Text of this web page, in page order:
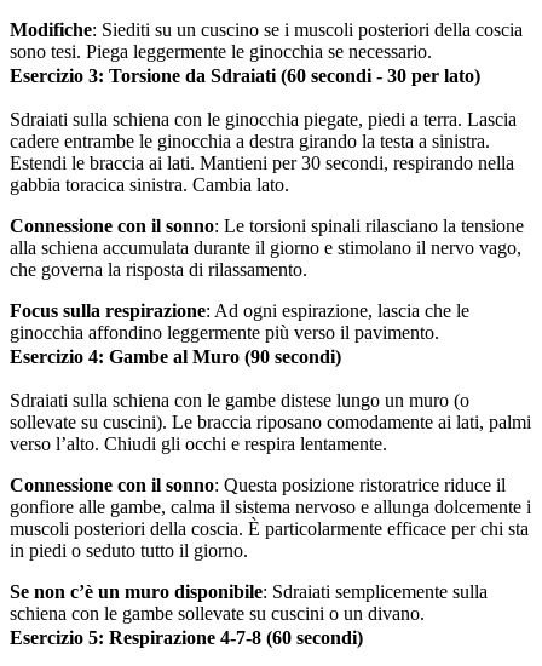
Modifiche: Siediti su un cuscino se i muscoli posteriori della coscia
sono tesi. Piega leggermente le ginocchia se necessario.
Esercizio 3: Torsione da Sdraiati (60 secondi - 30 per lato)
Sdraiati sulla schiena con le ginocchia piegate, piedi a terra. Lascia
cadere entrambe le ginocchia a destra girando la testa a sinistra.
Estendi le braccia ai lati. Mantieni per 30 secondi, respirando nella
gabbia toracica sinistra. Cambia lato.
Connessione con il sonno: Le torsioni spinali rilasciano la tensione
alla schiena accumulata durante il giorno e stimolano il nervo vago,
che governa la risposta di rilassamento.
Focus sulla respirazione: Ad ogni espirazione, lascia che le
ginocchia affondino leggermente più verso il pavimento.
Esercizio 4: Gambe al Muro (90 secondi)
Sdraiati sulla schiena con le gambe distese lungo un muro (o
sollevate su cuscini). Le braccia riposano comodamente ai lati, palmi
verso l’alto. Chiudi gli occhi e respira lentamente.
Connessione con il sonno: Questa posizione ristoratrice riduce il
gonfiore alle gambe, calma il sistema nervoso e allunga dolcemente i
muscoli posteriori della coscia. È particolarmente efficace per chi sta
in piedi o seduto tutto il giorno.
Se non c’è un muro disponibile: Sdraiati semplicemente sulla
schiena con le gambe sollevate su cuscini o un divano.
Esercizio 5: Respirazione 4-7-8 (60 secondi)